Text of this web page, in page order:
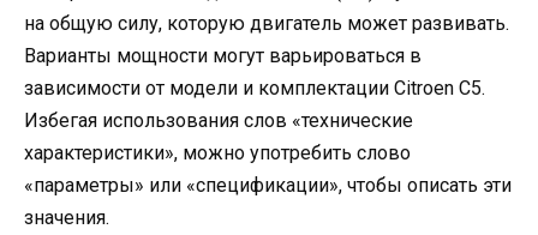
на общую силу, которую двигатель может развивать.
Варианты мощности могут варьироваться в
зависимости от модели и комплектации Citroen C5.
Избегая использования слов «технические
характеристики», можно употребить слово
«параметры» или «спецификации», чтобы описать эти
значения.